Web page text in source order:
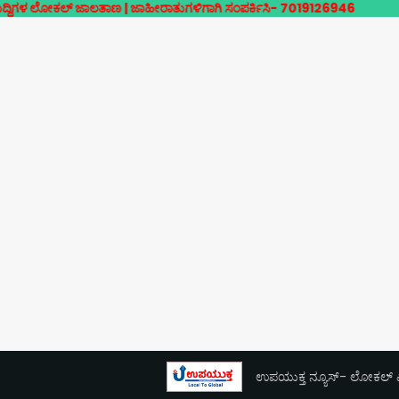
| ಜಾಹೀರಾತುಗಳಿಗಾಗಿ ಸಂಪರ್ಕಿಸಿ- 7019126946
ಉಪಯುಕ್ತ ನ್ಯೂಸ್- ಲೋಕಲ್